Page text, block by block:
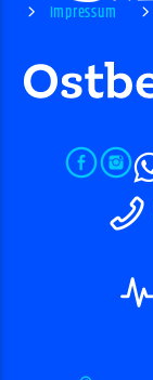
Impressum